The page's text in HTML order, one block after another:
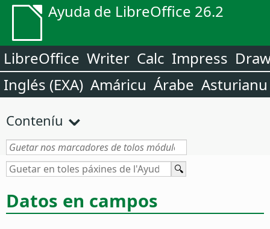
Ayuda de LibreOffice 26.2
LibreOffice Writer Calc Impress
Inglés (EXA) Amáricu Árabe Asturianu
Conteníu
Datos en campos